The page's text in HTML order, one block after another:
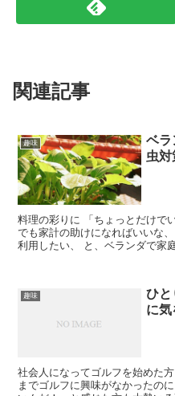
関連記事
趣味
ベラ
虫
料理の彩りに 「ちょっとだけでいいから添えもの」が欲しい、 少し
でも家計の助けになればいいな、 ベランダの空きスペースを何か
利用したい、 と、ベランダで家庭菜園を始める方は多いのではない
趣味
ひと
に気
社会人になってゴルフを始めた方
までゴルフに興味がなかったのに、いざ